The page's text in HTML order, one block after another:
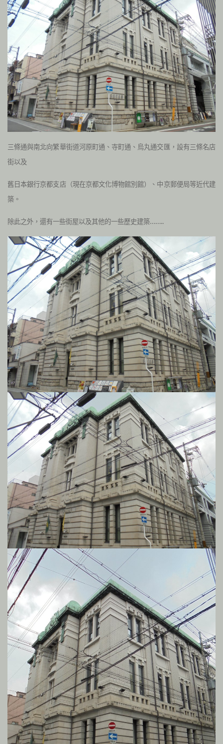
三條通與南北向繁華街道河原町通、寺町通、烏丸通交匯，設有三條名店
街以及
舊日本銀行京都支店（現在京都文化博物館別館）、中京郵便局等近代建
築。
除此之外，還有一些街屋以及其他的一些歷史建築……..